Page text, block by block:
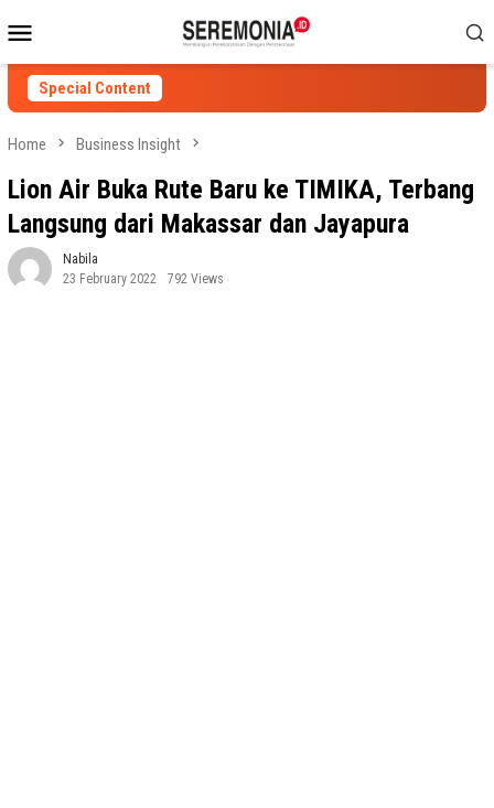
to
contentMenu
Special Content
Home Business Insight
Lion Air Buka Rute Baru ke TIMIKA, Terbang
Langsung dari Makassar dan Jayapura
Nabila
23 February 2022
792 Views